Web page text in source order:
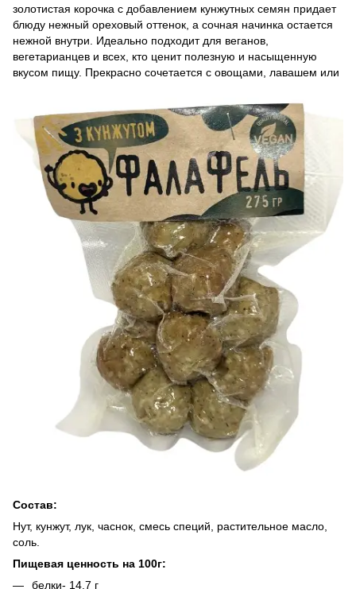
золотистая корочка с добавлением кунжутных семян придает
блюду нежный ореховый оттенок, а сочная начинка остается
нежной внутри. Идеально подходит для веганов,
вегетарианцев и всех, кто ценит полезную и насыщенную
вкусом пищу. Прекрасно сочетается с овощами, лавашем или
Состав:
Нут, кунжут, лук, часнок, смесь специй, растительное масло,
соль.
Пищевая ценность на 100г:
белки- 14,7 г